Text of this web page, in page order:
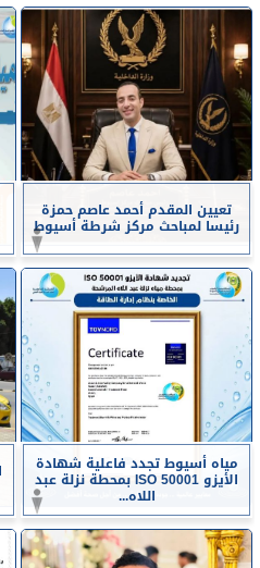
تعيين المقدم أحمد عاصم حمزة
رئيسا لمباحث مركز شرطة أسيوط
مياه أسيوط تجدد فاعلية شهادة
الأيزو ISO 50001 بمحطة نزلة عبد
اللاه...